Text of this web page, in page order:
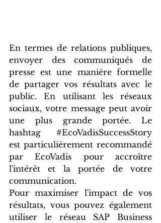
En termes de relations publiques,
envoyer des communiqués de
presse est une manière formelle
de partager vos résultats avec le
public. En utilisant les réseaux
sociaux, votre message peut avoir
une plus grande portée. Le
hashtag #EcoVadisSuccessStory
est particulièrement recommandé
par EcoVadis pour accroître
l'intérêt et la portée de votre
communication.
Pour maximiser l'impact de vos
résultats, vous pouvez également
utiliser le réseau SAP Business